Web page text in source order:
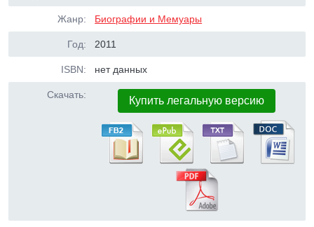
Жанр: Биографии и Мемуары
Год: 2011
ISBN: нет данных
Скачать: Купить легальную версию